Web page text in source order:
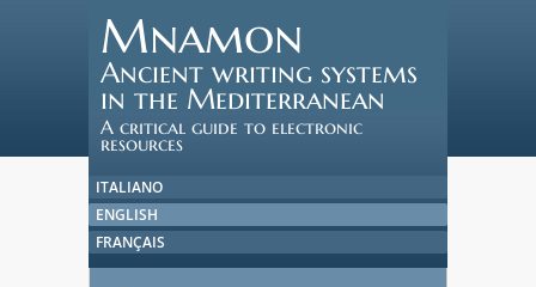
Mnamon
Ancient writing systems
in the Mediterranean
A critical guide to electronic
resources
ITALIANO
ENGLISH
FRANÇAIS